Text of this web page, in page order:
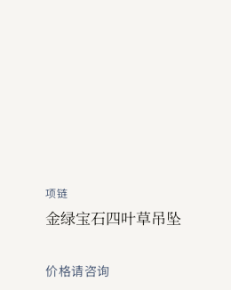
项链
金绿宝石四叶草吊坠
价格请咨询